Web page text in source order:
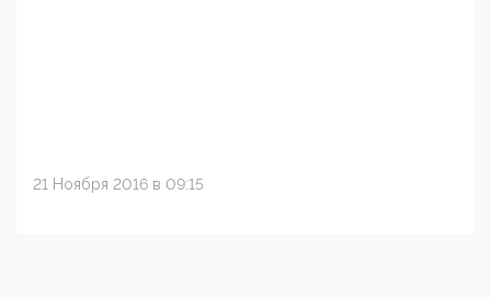
21 Ноября 2016 в 09:15